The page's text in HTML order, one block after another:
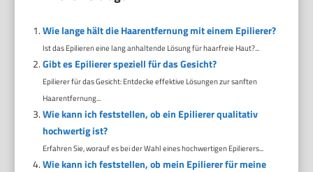
Wie lange hält die Haarentfernung mit einem Epilierer?
Ist das Epilieren eine lang anhaltende Lösung für haarfreie Haut?...
Gibt es Epilierer speziell für das Gesicht?
Epilierer für das Gesicht: Entdecke effektive Lösungen zur sanften
Haarentfernung...
Wie kann ich feststellen, ob ein Epilierer qualitativ
hochwertig ist?
Erfahren Sie, worauf es bei der Wahl eines hochwertigen Epilierers...
Wie kann ich feststellen, ob mein Epilierer für meine